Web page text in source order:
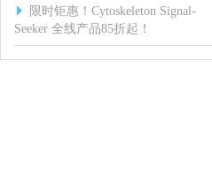
限时钜惠！Cytoskeleton Signal-
Seeker 全线产品85折起！